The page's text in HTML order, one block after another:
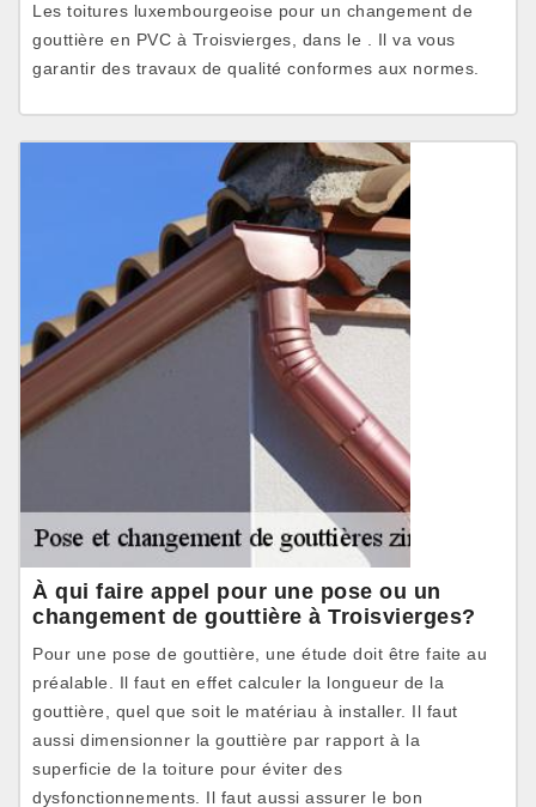
Les toitures luxembourgeoise pour un changement de
gouttière en PVC à Troisvierges, dans le . Il va vous
garantir des travaux de qualité conformes aux normes.
À qui faire appel pour une pose ou un
changement de gouttière à Troisvierges?
Pour une pose de gouttière, une étude doit être faite au
préalable. Il faut en effet calculer la longueur de la
gouttière, quel que soit le matériau à installer. Il faut
aussi dimensionner la gouttière par rapport à la
superficie de la toiture pour éviter des
dysfonctionnements. Il faut aussi assurer le bon